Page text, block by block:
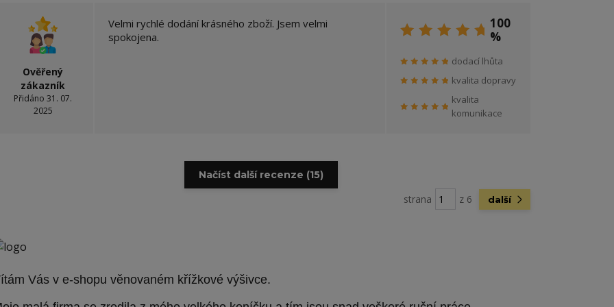
Ověřený
zákazník
Přidáno 31. 07.
2025
Velmi rychlé dodání krásného zboží. Jsem velmi
spokojena.
100
%
dodací lhůta
kvalita dopravy
kvalita
komunikace
Načíst další recenze (15)
strana z 6 další
Vás v e-shopu věnovaném křížkové výšivce.